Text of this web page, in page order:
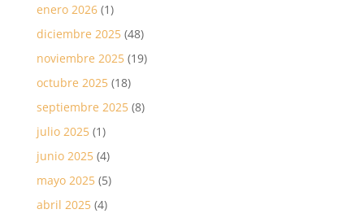
enero 2026(1)
diciembre 2025(48)
noviembre 2025(19)
octubre 2025(18)
septiembre 2025(8)
julio 2025(1)
junio 2025(4)
mayo 2025(5)
abril 2025(4)